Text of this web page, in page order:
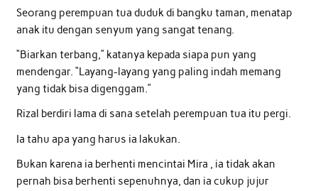
Seorang perempuan tua duduk di bangku taman, menatap
anak itu dengan senyum yang sangat tenang.
“Biarkan terbang,” katanya kepada siapa pun yang
mendengar. “Layang-layang yang paling indah memang
yang tidak bisa digenggam.”
Rizal berdiri lama di sana setelah perempuan tua itu pergi.
Ia tahu apa yang harus ia lakukan.
Bukan karena ia berhenti mencintai Mira , ia tidak akan
pernah bisa berhenti sepenuhnya, dan ia cukup jujur